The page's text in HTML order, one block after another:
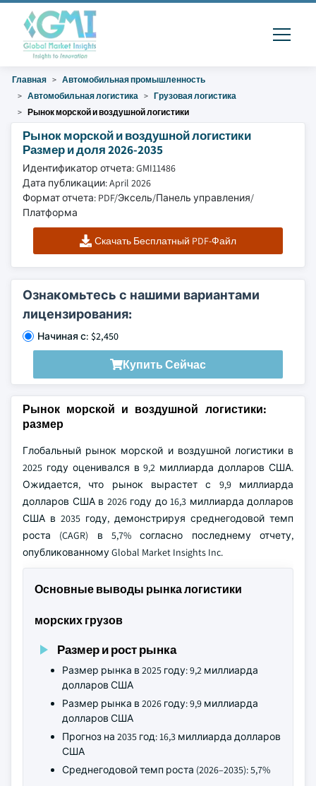
Главная
Автомобильная промышленность
Автомобильная логистика
Грузовая логистика
Рынок морской и воздушной логистики
Рынок морской и воздушной логистики
Размер и доля 2026-2035
Идентификатор отчета: GMI11486
Дата публикации: April 2026
Формат отчета: PDF/Эксель/Панель управления/
Платформа
Скачать Бесплатный PDF-Файл
Ознакомьтесь с нашими вариантами
лицензирования:
Начиная с: $2,450
Купить Сейчас
Рынок морской и воздушной логистики:
размер
Глобальный рынок морской и воздушной логистики в
2025 году оценивался в 9,2 миллиарда долларов США.
Ожидается, что рынок вырастет с 9,9 миллиарда
долларов США в 2026 году до 16,3 миллиарда долларов
США в 2035 году, демонстрируя среднегодовой темп
роста (CAGR) в 5,7% согласно последнему отчету,
опубликованному Global Market Insights Inc.
Основные выводы рынка логистики
морских грузов
Размер и рост рынка
Размер рынка в 2025 году: 9,2 миллиарда
долларов США
Размер рынка в 2026 году: 9,9 миллиарда
долларов США
Прогноз на 2035 год: 16,3 миллиарда долларов
США
Среднегодовой темп роста (2026–2035): 5,7%